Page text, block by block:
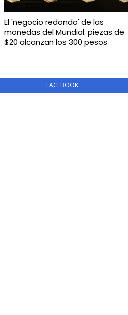
El 'negocio redondo' de las
monedas del Mundial: piezas de
$20 alcanzan los 300 pesos
FACEBOOK